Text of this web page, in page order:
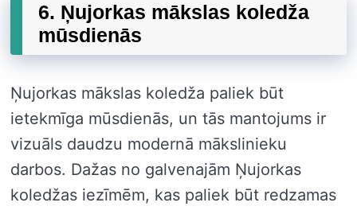
6. Ņujorkas mākslas koledža
mūsdienās
Ņujorkas mākslas koledža paliek būt
ietekmīga mūsdienās, un tās mantojums ir
vizuāls daudzu modernā mākslinieku
darbos. Dažas no galvenajām Ņujorkas
koledžas iezīmēm, kas paliek būt redzamas